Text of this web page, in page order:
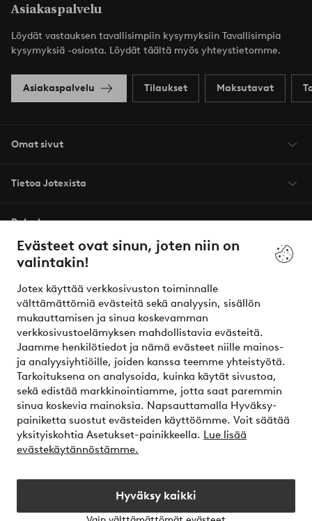
Evästeet ovat sinun, joten niin on
valintakin!
Jotex käyttää verkkosivuston toiminnalle
välttämättömiä evästeitä sekä analyysin, sisällön
mukauttamisen ja sinua koskevamman
verkkosivustoelämyksen mahdollistavia evästeitä.
Jaamme henkilötiedot ja nämä evästeet niille mainos-
ja analyysiyhtiöille, joiden kanssa teemme yhteistyötä.
Tarkoituksena on analysoida, kuinka käytät sivustoa,
sekä edistää markkinointiamme, jotta saat paremmin
sinua koskevia mainoksia. Napsauttamalla Hyväksy-
painiketta suostut evästeiden käyttöömme. Voit säätää
yksityiskohtia Asetukset-painikkeella. Lue lisää
evästekäytännöstämme.
Hyväksy kaikki
Asiakaspalvelu
Löydät vastauksen tavallisimpiin kysymyksiin Tavallisimpia
kysymyksiä -osiosta. Löydät täältä myös yhteystietomme.
Asiakaspalvelu Tilaukset Maksutavat
Omat sivut
Tietoa Jotexista
Palvelumme
Ehdot
Ystävät
Turvalliset maksut – maksa nyt tai erissä
Haluatko tietää lisää maksuvaihtoehdoistamme?
elpy